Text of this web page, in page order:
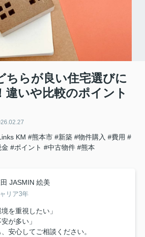
ちらが良い住宅選びに
違いや比較のポイント
KM #熊本市 #新築 #物件購入 #費用 #
#ポイント #中古物件 #熊本
JASMIN 絵美
リア3年
を重視したい」
が多い」
安心してご相談ください。